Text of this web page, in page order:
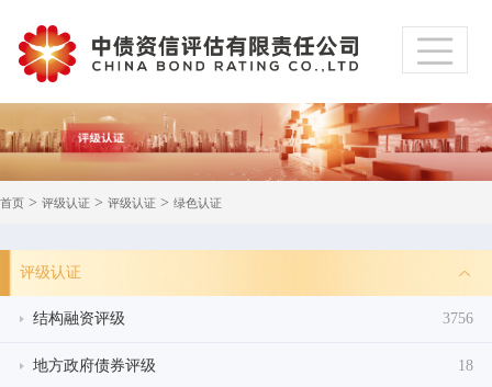
首页 > 评级认证 > 评级认证 > 绿色认证
评级认证
结构融资评级 3756
地方政府债券评级 18